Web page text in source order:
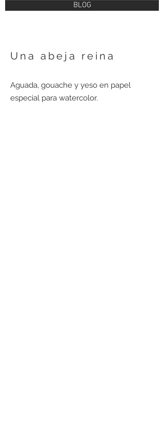
BLOG
Una abeja reina
Aguada, gouache y yeso en papel
especial para watercolor.